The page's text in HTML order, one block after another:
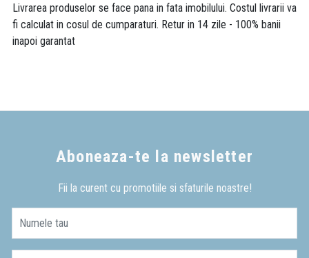
Livrarea produselor se face pana in fata imobilului. Costul livrarii va
fi calculat in cosul de cumparaturi. Retur in 14 zile - 100% banii
inapoi garantat
Aboneaza-te la newsletter
Fii la curent cu promotiile si sfaturile noastre!
Numele tau